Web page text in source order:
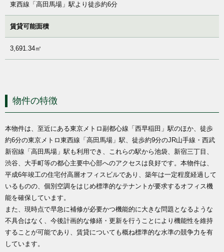
東西線「高田馬場」駅より徒歩約6分
賃貸可能面積
3,691.34㎡
物件の特徴
本物件は、至近にある東京メトロ副都心線「西早稲田」駅のほか、徒歩
約6分の東京メトロ東西線「高田馬場」駅、徒歩約9分のJR山手線・西武
新宿線「高田馬場」駅も利用でき、これらの駅から池袋、新宿三丁目、
渋谷、大手町等の都心主要中心部へのアクセスは良好です。本物件は、
平成6年竣工の住宅付高層オフィスビルであり、築年は一定程度経過して
いるものの、個別空調をはじめ標準的なテナントが要求するオフィス機
能を確保しています。
また、現時点で早急に補修が必要かつ機能的に大きな問題となるような
不具合はなく、今後計画的な修繕・更新を行うことにより機能性を維持
することが可能であり、賃貸についても概ね標準的な水準の競争力を有
しています。